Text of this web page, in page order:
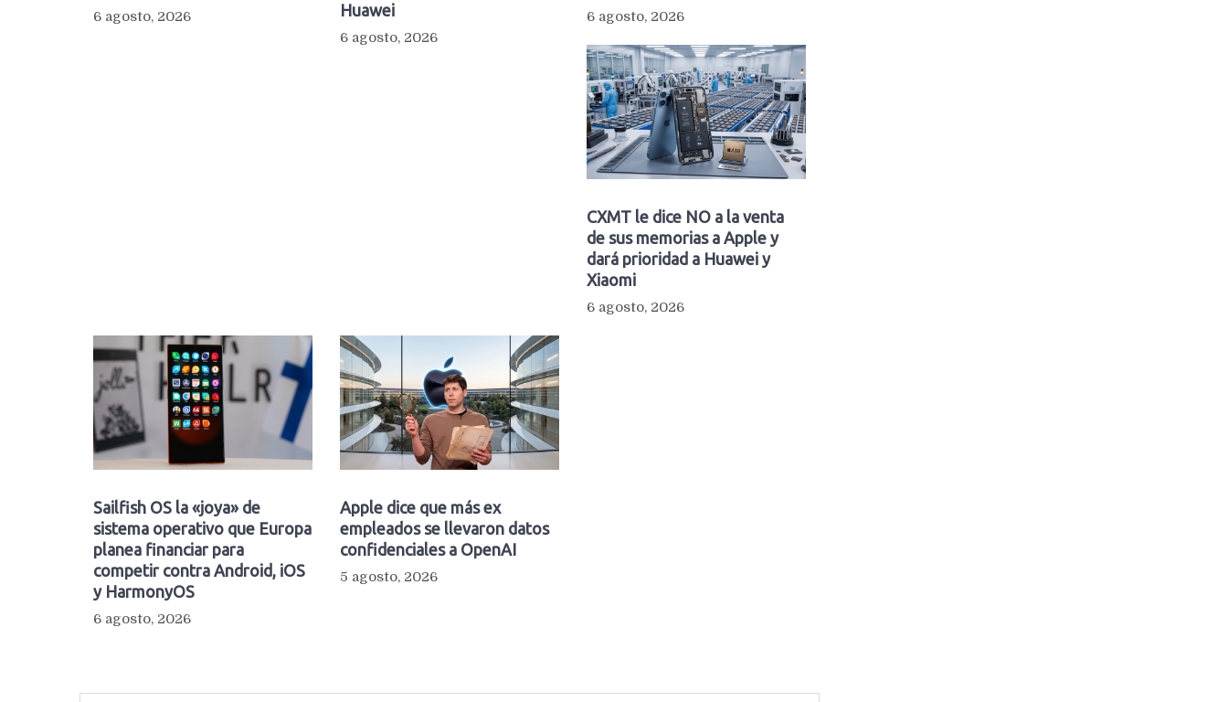
6 agosto, 2026
Huawei
6 agosto, 2026
6 agosto, 2026
CXMT le dice NO a la venta
de sus memorias a Apple y
dará prioridad a Huawei y
Xiaomi
6 agosto, 2026
Sailfish OS la «joya» de
sistema operativo que Europa
planea financiar para
competir contra Android, iOS
y HarmonyOS
6 agosto, 2026
Apple dice que más ex
empleados se llevaron datos
confidenciales a OpenAI
5 agosto, 2026